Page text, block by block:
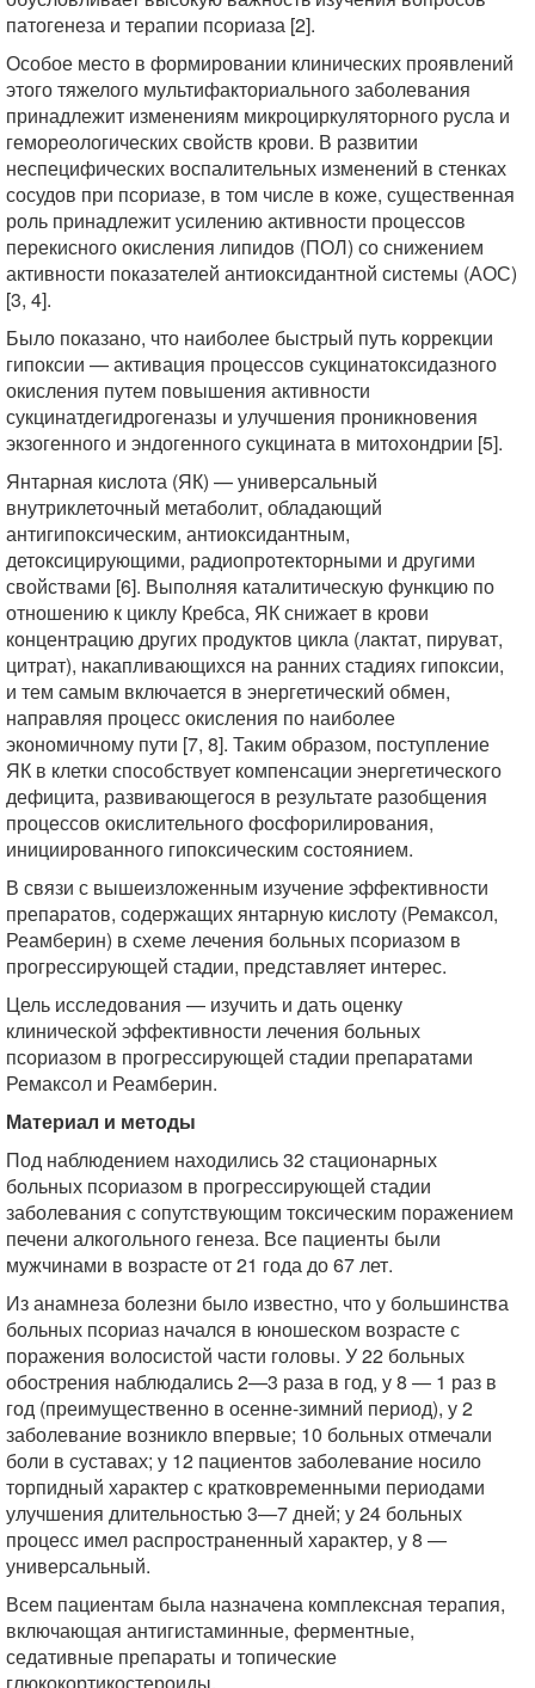
патогенеза и терапии псориаза [2].
Особое место в формировании клинических проявлений
этого тяжелого мультифакториального заболевания
принадлежит изменениям микроциркуляторного русла и
гемореологических свойств крови. В развитии
неспецифических воспалительных изменений в стенках
сосудов при псориазе, в том числе в коже, существенная
роль принадлежит усилению активности процессов
перекисного окисления липидов (ПОЛ) со снижением
активности показателей антиоксидантной системы (АОС)
[3, 4].
Было показано, что наиболее быстрый путь коррекции
гипоксии — активация процессов сукцинатоксидазного
окисления путем повышения активности
сукцинатдегидрогеназы и улучшения проникновения
экзогенного и эндогенного сукцината в митохондрии [5].
Янтарная кислота (ЯК) — универсальный
внутриклеточный метаболит, обладающий
антигипоксическим, антиоксидантным,
детоксицирующими, радиопротекторными и другими
свойствами [6]. Выполняя каталитическую функцию по
отношению к циклу Кребса, ЯК снижает в крови
концентрацию других продуктов цикла (лактат, пируват,
цитрат), накапливающихся на ранних стадиях гипоксии,
и тем самым включается в энергетический обмен,
направляя процесс окисления по наиболее
экономичному пути [7, 8]. Таким образом, поступление
ЯК в клетки способствует компенсации энергетического
дефицита, развивающегося в результате разобщения
процессов окислительного фосфорилирования,
инициированного гипоксическим состоянием.
В связи с вышеизложенным изучение эффективности
препаратов, содержащих янтарную кислоту (Ремаксол,
Реамберин) в схеме лечения больных псориазом в
прогрессирующей стадии, представляет интерес.
Цель исследования — изучить и дать оценку
клинической эффективности лечения больных
псориазом в прогрессирующей стадии препаратами
Ремаксол и Реамберин.
Материал и методы
Под наблюдением находились 32 стационарных
больных псориазом в прогрессирующей стадии
заболевания с сопутствующим токсическим поражением
печени алкогольного генеза. Все пациенты были
мужчинами в возрасте от 21 года до 67 лет.
Из анамнеза болезни было известно, что у большинства
больных псориаз начался в юношеском возрасте с
поражения волосистой части головы. У 22 больных
обострения наблюдались 2—3 раза в год, у 8 — 1 раз в
год (преимущественно в осенне-зимний период), у 2
заболевание возникло впервые; 10 больных отмечали
боли в суставах; у 12 пациентов заболевание носило
торпидный характер с кратковременными периодами
улучшения длительностью 3—7 дней; у 24 больных
процесс имел распространенный характер, у 8 —
универсальный.
Всем пациентам была назначена комплексная терапия,
включающая антигистаминные, ферментные,
седативные препараты и топические
глюкокортикостероиды.